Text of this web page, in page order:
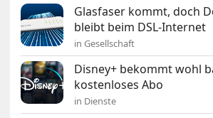
Glasfaser kommt, doch
bleibt beim DSL-Internet
in Gesellschaft
Disney+ bekommt wohl
kostenloses Abo
in Dienste